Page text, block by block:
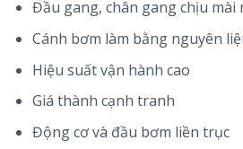
Đầu gang, chân gang chịu mài
Cánh bơm làm bằng nguyên
Hiệu suất vận hành cao
Giá thành cạnh tranh
Động cơ và đầu bơm liền trục